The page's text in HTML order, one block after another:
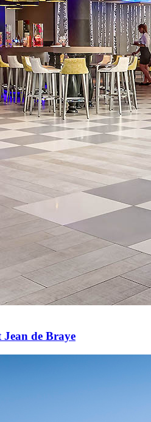
Jean de Braye